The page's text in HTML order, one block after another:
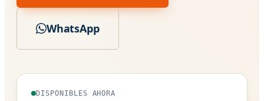
WhatsApp
DISPONIBLES AHORA